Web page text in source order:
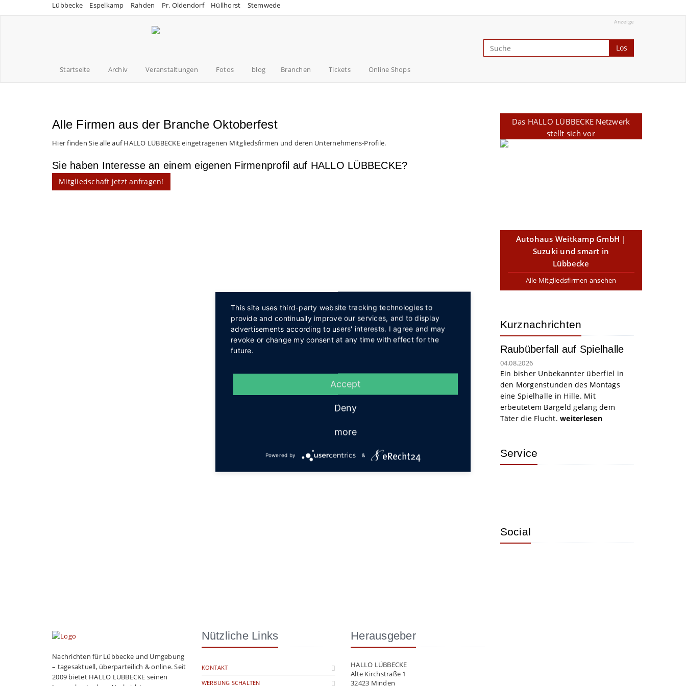
Lübbecke Espelkamp Rahden Pr. Oldendorf Hüllhorst Stemwede
Anzeige
Los
Startseite Archiv Veranstaltungen Fotos blog Branchen Tickets Online Shops
Alle Firmen aus der Branche Oktoberfest
Hier finden Sie alle auf HALLO LÜBBECKE eingetragenen Mitgliedsfirmen und deren Unternehmens-Profile.
Sie haben Interesse an einem eigenen Firmenprofil auf HALLO LÜBBECKE?
Mitgliedschaft jetzt anfragen!
Das HALLO LÜBBECKE Netzwerk
stellt sich vor
Autohaus Weitkamp GmbH |
Suzuki und smart in
Lübbecke
Alle Mitgliedsfirmen ansehen
Kurznachrichten
Raubüberfall auf Spielhalle
04.08.2026
Ein bisher Unbekannter überfiel in
den Morgenstunden des Montags
eine Spielhalle in Hille. Mit
erbeutetem Bargeld gelang dem
Täter die Flucht. weiterlesen
Service
Social
Nachrichten für Lübbecke und Umgebung
– tagesaktuell, überparteilich & online. Seit
2009 bietet HALLO LÜBBECKE seinen
Nützliche Links
KONTAKT
WERBUNG SCHALTEN
Herausgeber
HALLO LÜBBECKE
Alte Kirchstraße 1
32423 Minden
This site uses third-party website tracking technologies to
provide and continually improve our services, and to display
advertisements according to users' interests. I agree and may
revoke or change my consent at any time with effect for the
future.
Accept
Deny
more
Powered by &